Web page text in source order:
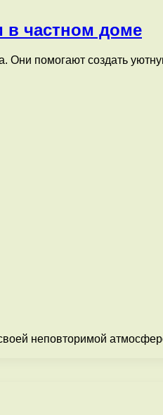
в частном доме
Они помогают создать
неповторимой